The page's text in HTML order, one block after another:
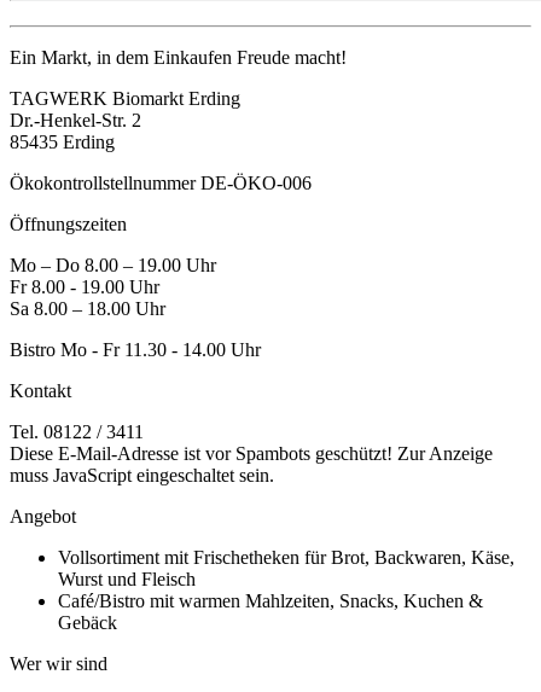
Ein Markt, in dem Einkaufen Freude macht!
TAGWERK Biomarkt Erding
Dr.-Henkel-Str. 2
85435 Erding
Ökokontrollstellnummer DE-ÖKO-006
Öffnungszeiten
Mo – Do 8.00 – 19.00 Uhr
Fr 8.00 - 19.00 Uhr
Sa 8.00 – 18.00 Uhr
Bistro Mo - Fr 11.30 - 14.00 Uhr
Kontakt
Tel. 08122 / 3411
Diese E-Mail-Adresse ist vor Spambots geschützt! Zur Anzeige
muss JavaScript eingeschaltet sein.
Angebot
Vollsortiment mit Frischetheken für Brot, Backwaren, Käse,
Wurst und Fleisch
Café/Bistro mit warmen Mahlzeiten, Snacks, Kuchen &
Gebäck
Wer wir sind